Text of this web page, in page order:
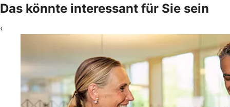
Das könnte interessant für Sie sein
‹